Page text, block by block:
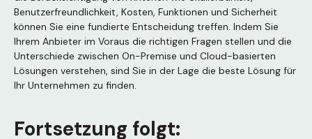
Benutzerfreundlichkeit, Kosten, Funktionen und Sicherheit
können Sie eine fundierte Entscheidung treffen. Indem Sie
Ihrem Anbieter im Voraus die richtigen Fragen stellen und die
Unterschiede zwischen On-Premise und Cloud-basierten
Lösungen verstehen, sind Sie in der Lage die beste Lösung für
Ihr Unternehmen zu finden.
Fortsetzung folgt: